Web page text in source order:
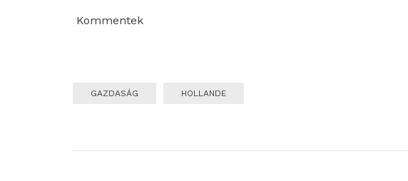
Kommentek
GAZDASÁG HOLLANDE